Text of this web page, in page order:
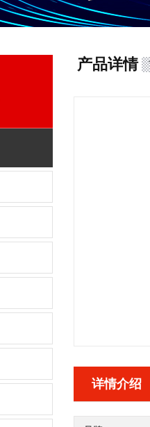
产品详情
详情介绍